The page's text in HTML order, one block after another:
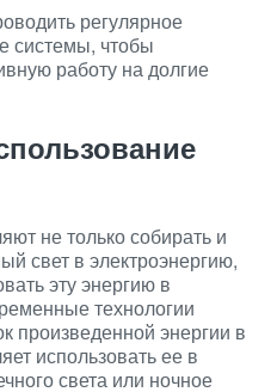
регулярное
системы, чтобы
работу на долгие
не только собирать и
свет в электроэнергию,
эту энергию в
технологии
произведенной энергии в
использовать ее в
света или ночное